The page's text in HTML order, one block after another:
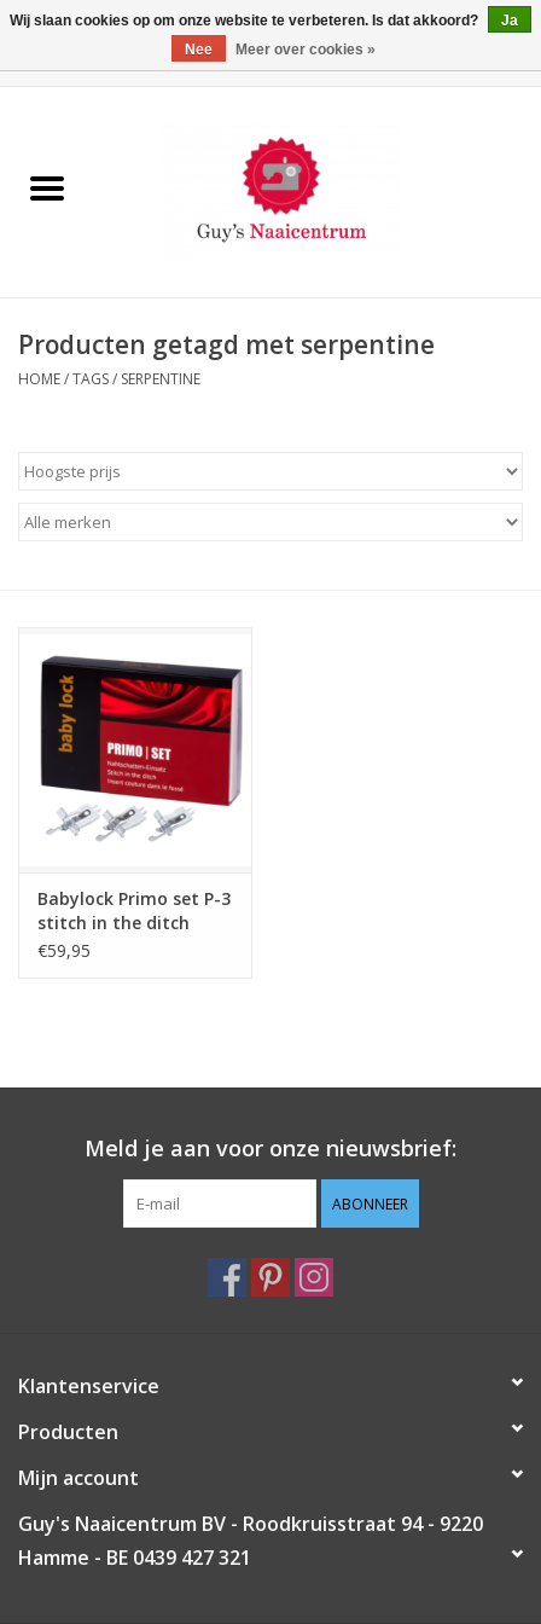
Machines
Paspoppen
Opbergsystemen
Stoffen
Breien en haken
Handwerk
Sale / Coupons
Producten getagd met serpentine
HOME/TAGS/ SERPENTINE
Babylock Primo set P-3
stitch in the ditch
€59,95
Meld je aan voor onze nieuwsbrief:
ABONNEER
Klantenservice
Producten
Mijn account
Guy's Naaicentrum BV - Roodkruisstraat 94 - 9220
Hamme - BE 0439 427 321
Wij slaan cookies op om onze website te verbeteren. Is dat akkoord?
Ja
Nee
Meer over cookies »